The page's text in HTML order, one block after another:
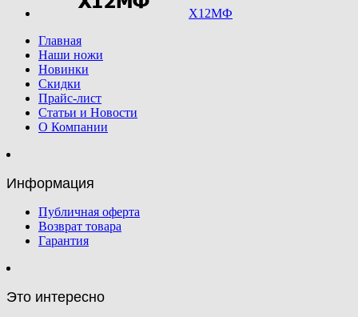
Х12МФ
Главная
Наши ножи
Новинки
Скидки
Прайс-лист
Статьи и Новости
О Компании
Информация
Публичная оферта
Возврат товара
Гарантия
Это интересно